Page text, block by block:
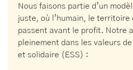
Nous faisons partie d’un
juste, où l’humain, le territoire
passent avant le profit. Notre
pleinement dans les valeurs
et solidaire (ESS) :